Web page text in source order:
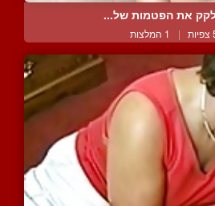
את הפטמות של...
| 1 המלצות